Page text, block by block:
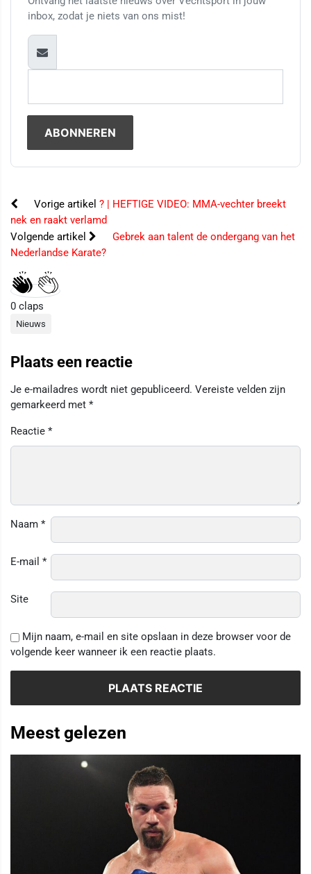
inbox, zodat je niets van ons mist!
Vorige artikel ? | HEFTIGE VIDEO: MMA-vechter breekt
nek en raakt verlamd
Volgende artikel
Gebrek aan talent de ondergang van het
Nederlandse Karate?
0 claps
Nieuws
Plaats een reactie
Je e-mailadres wordt niet gepubliceerd. Vereiste velden zijn
gemarkeerd met *
Reactie *
Naam *
E-mail *
Site
Mijn naam, e-mail en site opslaan in deze browser voor de
volgende keer wanneer ik een reactie plaats.
Meest gelezen